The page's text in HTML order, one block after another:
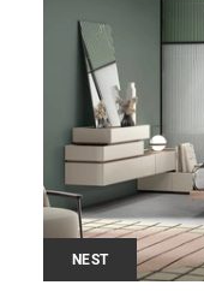
NEST